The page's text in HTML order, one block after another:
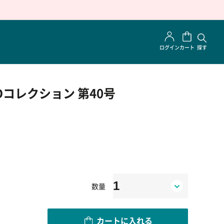
ログインカート 探す
レクション 第40号
数量
カートに入れる